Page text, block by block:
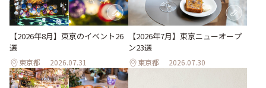
【2026年8月】東京のイベント26
選
東京都 2026.07.31
【2026年7月】東京ニューオープ
ン23選
東京都 2026.07.30